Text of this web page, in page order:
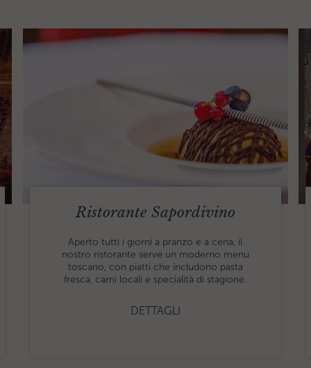
Ristorante Sapordivino
Aperto tutti i giorni a pranzo e a cena, il
nostro ristorante serve un moderno menu
toscano, con piatti che includono pasta
fresca, carni locali e specialità di stagione.
DETTAGLI